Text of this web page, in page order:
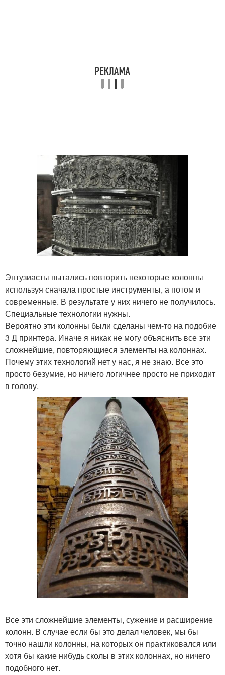
Энтузиасты пытались повторить некоторые колонны
используя сначала простые инструменты, а потом и
современные. В результате у них ничего не получилось.
Специальные технологии нужны.
Вероятно эти колонны были сделаны чем-то на подобие
3 Д принтера. Иначе я никак не могу объяснить все эти
сложнейшие, повторяющиеся элементы на колоннах.
Почему этих технологий нет у нас, я не знаю. Все это
просто безумие, но ничего логичнее просто не приходит
в голову.
Все эти сложнейшие элементы, сужение и расширение
колонн. В случае если бы это делал человек, мы бы
точно нашли колонны, на которых он практиковался или
хотя бы какие нибудь сколы в этих колоннах, но ничего
подобного нет.